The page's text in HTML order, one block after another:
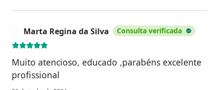
Marta Regina da Silva Consulta verificada
Muito atencioso, educado ,parabéns excelente
profissional